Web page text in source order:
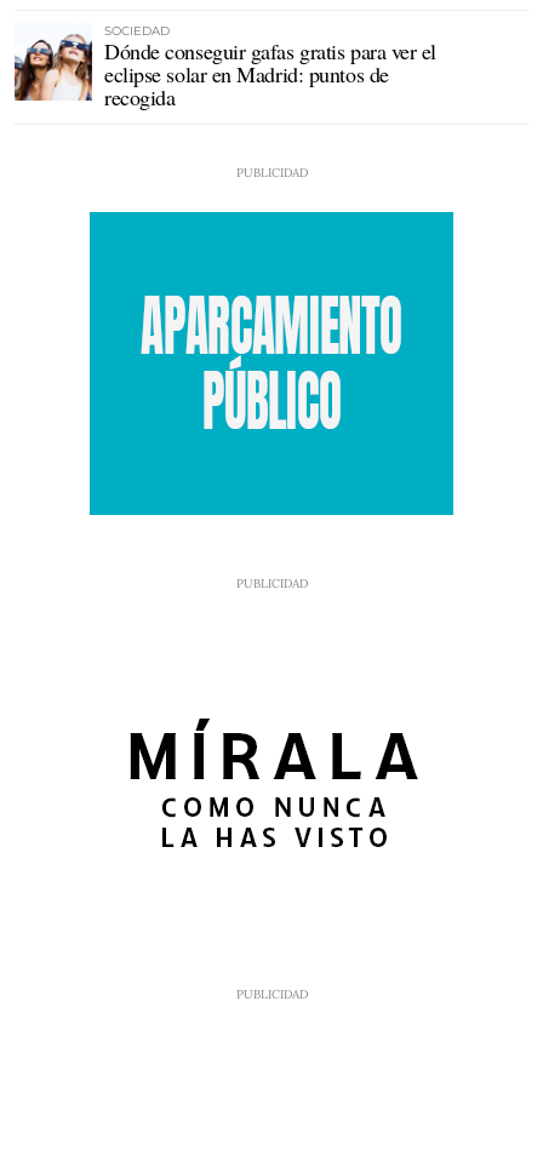
SOCIEDAD
Dónde conseguir gafas gratis para ver el
eclipse solar en Madrid: puntos de
recogida